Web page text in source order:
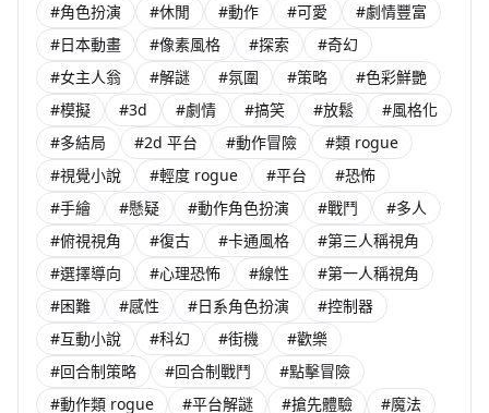
#角色扮演
#休閒 #動作 #可愛
#劇情豐富
#日本動畫
#像素風格 #探索
#奇幻
#女主人翁
#解謎 #氛圍 #策略
#色彩鮮艷
#模擬
#3d #劇情 #搞笑 #放鬆
#風格化
#多結局
#2d 平台 #動作冒險
#類 rogue
#視覺小說
#輕度 rogue #平台
#恐怖
#手繪
#懸疑 #動作角色扮演 #戰鬥
#多人
#俯視視角
#復古 #卡通風格
#第三人稱視角
#選擇導向
#心理恐怖 #線性
#第一人稱視角
#困難
#感性 #日系角色扮演
#控制器
#互動小說
#科幻 #街機
#歡樂
#回合制策略
#回合制戰鬥
#點擊冒險
#動作類 rogue
#平台解謎 #搶先體驗
#魔法